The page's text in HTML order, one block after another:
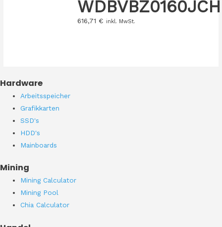
WDBVBZ0160JCH
616,71 € inkl. MwSt.
Hardware
Arbeitsspeicher
Grafikkarten
SSD's
HDD's
Mainboards
Mining
Mining Calculator
Mining Pool
Chia Calculator